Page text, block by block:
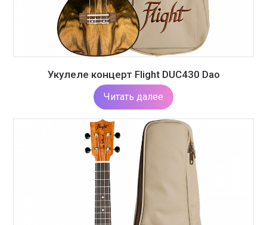
Укулеле концерт Flight DUC430 Dao
Читать далее